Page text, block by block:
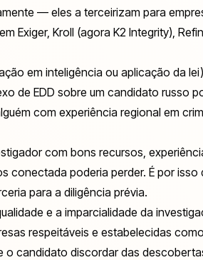
— eles a terceirizam para
Exiger, Kroll (agora K2 Integrity),
em inteligência ou aplicação da
de EDD sobre um candidato russo
com experiência regional em
com bons recursos,
conectada poderia perder. É por isso
para a diligência prévia.
e a imparcialidade da
respeitáveis e estabelecidas
candidato discordar das